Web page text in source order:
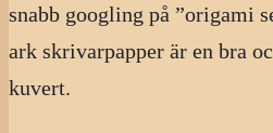
snabb googling på ”origami
ark skrivarpapper är en bra
kuvert.